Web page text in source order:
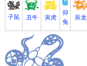
子鼠 丑牛 寅虎
卯
兔
辰龙